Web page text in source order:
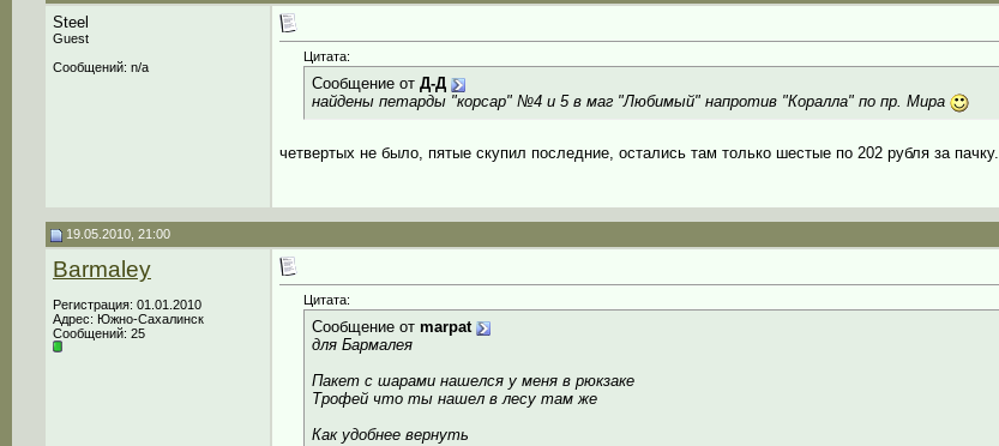
Steel
Guest
Сообщений: n/a
Цитата:
Сообщение от Д-Д
найдены петарды "корсар" №4 и 5 в маг "Любимый" напротив "Коралла" по пр. Мира
четвертых не было, пятые скупил последние, остались там только шестые по 202 рубля за пачку.
19.05.2010, 21:00
Barmaley
Регистрация: 01.01.2010
Адрес: Южно-Сахалинск
Сообщений: 25
Цитата:
Сообщение от marpat
для Бармалея
Пакет с шарами нашелся у меня в рюкзаке
Трофей что ты нашел в лесу там же
Как удобнее вернуть